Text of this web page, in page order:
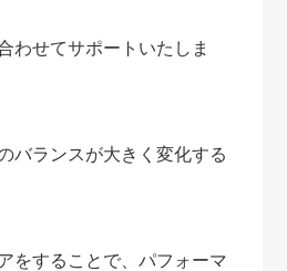
わせてサポートいたしま
バランスが大きく変化する
をすることで、パフォーマ